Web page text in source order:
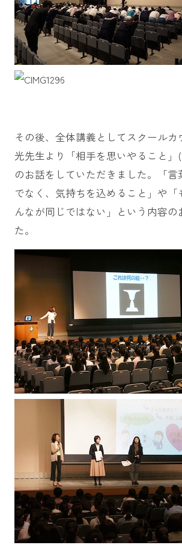
その後、全体講義としてスクールカ
光先生より「相手を思いやること」
のお話をしていただきました。「言
でなく、気持ちを込めること」や「
んなが同じではない」という内容の
た。